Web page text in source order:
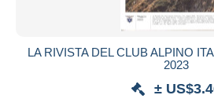
LA RIVISTA DEL CLUB ALPINO
2023
±